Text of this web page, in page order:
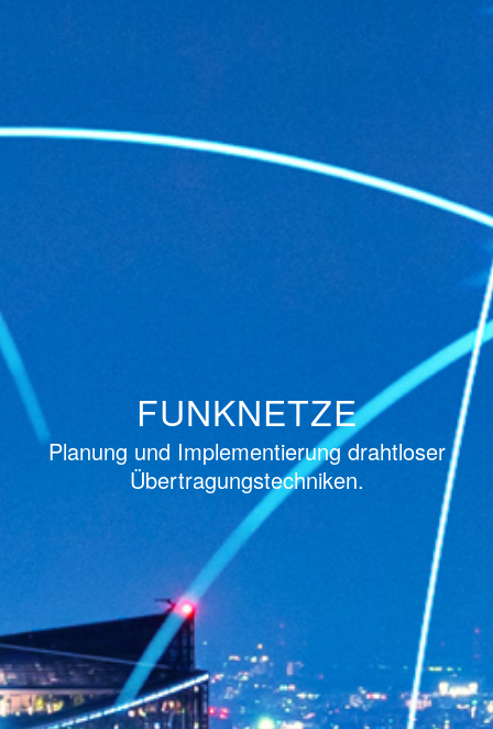
FUNKNETZE
Planung und Implementierung drahtloser
Übertragungstechniken.